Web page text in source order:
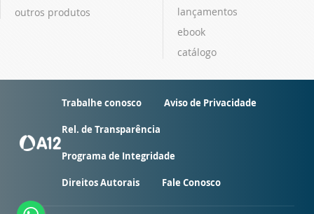
outros produtos
lançamentos
ebook
catálogo
Trabalhe conosco Aviso de Privacidade
Rel. de Transparência
Programa de Integridade
Direitos Autorais Fale Conosco